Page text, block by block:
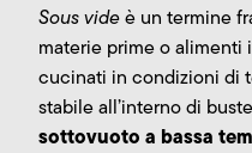
Sous videè un termine
materie prime o
cucinati in condizioni di
stabile all’interno di
sottovuoto a bassa